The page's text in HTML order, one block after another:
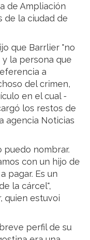
de Ampliación
de la ciudad de
que Barrlier "no
y la persona que
a
del crimen,
en el cual -
los restos de
agencia Noticias
puedo nombrar.
con un hijo de
pagar. Es un
la cárcel",
quien estuvoi
perfil de su